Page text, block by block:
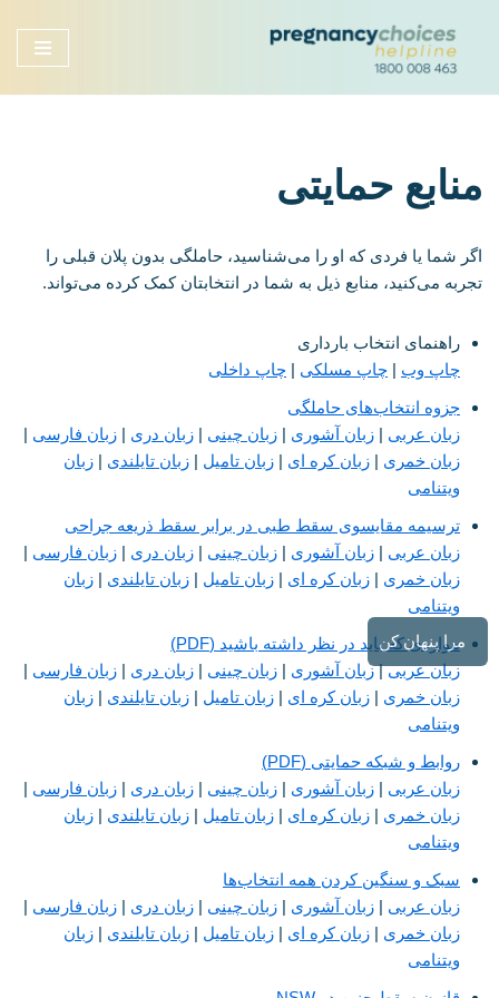
Skip
مرا پنهان کن
منابع حمایتی
اگر شما یا فردی که او را می‌شناسید، حاملگی بدون پلان قبلی را
تجربه می‌کنید، منابع ذیل به شما در انتخابتان کمک کرده می‌تواند.
راهنمای انتخاب بارداری
چاپ وب | چاپ مسلکی | چاپ داخلی
جزوه انتخاب‌های حاملگی
زبان عربی | زبان آشوری | زبان چینی | زبان دری | زبان فارسی |
زبان خمری | زبان کره ای | زبان تامیل | زبان تایلندی | زبان
ویتنامی
ترسیمه مقایسوی سقط طبی در برابر سقط ذریعه جراحی
زبان عربی | زبان آشوری | زبان چینی | زبان دری | زبان فارسی |
زبان خمری | زبان کره ای | زبان تامیل | زبان تایلندی | زبان
ویتنامی
مواردی که باید در نظر داشته باشید (PDF)
زبان عربی|زبان آشوری | زبان چینی | زبان دری | زبان فارسی |
زبان خمری | زبان کره ای | زبان تامیل | زبان تایلندی | زبان
ویتنامی
روابط و شبکه حمایتی (PDF)
زبان عربی | زبان آشوری | زبان چینی | زبان دری | زبان فارسی |
زبان خمری | زبان کره ای | زبان تامیل | زبان تایلندی | زبان
ویتنامی
سبک و سنگین کردن همه انتخاب‌ها
زبان عربی | زبان آشوری | زبان چینی | زبان دری | زبان فارسی |
زبان خمری | زبان کره ای | زبان تامیل | زبان تایلندی | زبان
ویتنامی